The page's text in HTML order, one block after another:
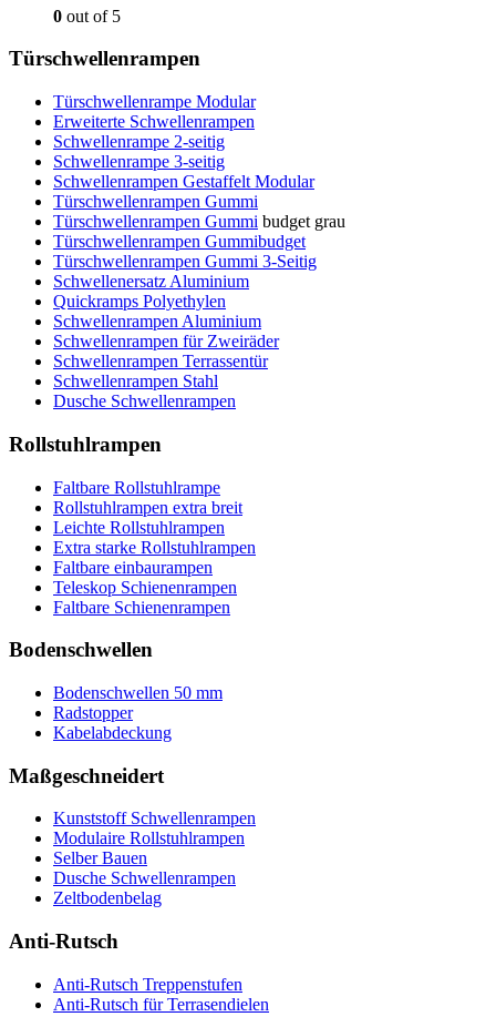
0 out of 5
Türschwellenrampen
Türschwellenrampe Modular
Erweiterte Schwellenrampen
Schwellenrampe 2-seitig
Schwellenrampe 3-seitig
Schwellenrampen Gestaffelt Modular
Türschwellenrampen Gummi
Türschwellenrampen Gummi budget grau
Türschwellenrampen Gummibudget
Türschwellenrampen Gummi 3-Seitig
Schwellenersatz Aluminium
Quickramps Polyethylen
Schwellenrampen Aluminium
Schwellenrampen für Zweiräder
Schwellenrampen Terrassentür
Schwellenrampen Stahl
Dusche Schwellenrampen
Rollstuhlrampen
Faltbare Rollstuhlrampe
Rollstuhlrampen extra breit
Leichte Rollstuhlrampen
Extra starke Rollstuhlrampen
Faltbare einbaurampen
Teleskop Schienenrampen
Faltbare Schienenrampen
Bodenschwellen
Bodenschwellen 50 mm
Radstopper
Kabelabdeckung
Maßgeschneidert
Kunststoff Schwellenrampen
Modulaire Rollstuhlrampen
Selber Bauen
Dusche Schwellenrampen
Zeltbodenbelag
Anti-Rutsch
Anti-Rutsch Treppenstufen
Anti-Rutsch für Terrasendielen